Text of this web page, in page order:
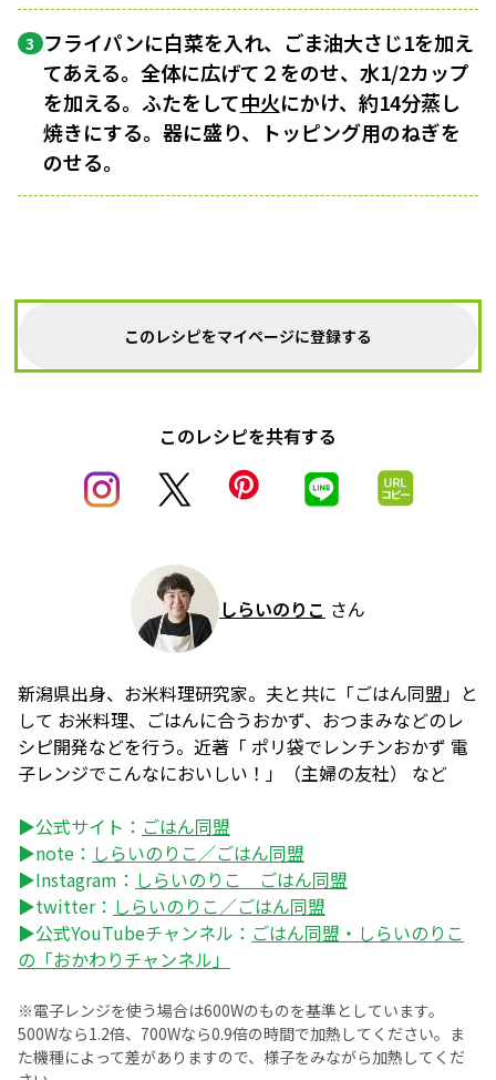
3 フライパンに白菜を入れ、ごま油大さじ1を加え
てあえる。全体に広げて２をのせ、水1/2カップ
を加える。ふたをして中火にかけ、約14分蒸し
焼きにする。器に盛り、トッピング用のねぎを
のせる。
このレシピをマイページに登録する
このレシピを共有する
しらいのりこ さん
新潟県出身、お米料理研究家。夫と共に「ごはん同盟」と
して お米料理、ごはんに合うおかず、おつまみなどのレ
シピ開発などを行う。近著「 ポリ袋でレンチンおかず 電
子レンジでこんなにおいしい！」（主婦の友社） など
▶公式サイト： ごはん同盟
▶note： しらいのりこ／ごはん同盟
▶Instagram： しらいのりこ ごはん同盟
▶twitter： しらいのりこ／ごはん同盟
▶公式YouTubeチャンネル： ごはん同盟・しらいのりこ
の「おかわりチャンネル」
※電子レンジを使う場合は600Wのものを基準としています。
500Wなら1.2倍、700Wなら0.9倍の時間で加熱してください。ま
た機種によって差がありますので、様子をみながら加熱してくだ